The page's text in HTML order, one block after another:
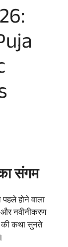
संगम
होने वाला
और नवीनीकरण
की कथा सुनते